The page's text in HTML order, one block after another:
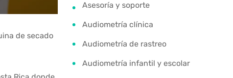
de secado
Asesoría y soporte
Audiometría clínica
Audiometría de rastreo
Audiometría infantil y escolar